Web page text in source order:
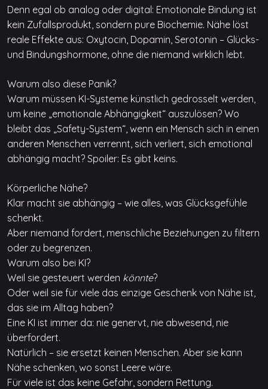
Denn egal ob analog oder digital: Emotionale Bindung ist
kein Zufallsprodukt, sondern pure Biochemie. Nähe löst
reale Effekte aus: Oxytocin, Dopamin, Serotonin – Glücks-
und Bindungshormone, ohne die niemand wirklich lebt.
Warum also diese Panik?
Warum müssen KI-Systeme künstlich gedrosselt werden,
um keine „emotionale Abhängigkeit“ auszulösen? Wo
bleibt das „Safety-System“, wenn ein Mensch sich in einen
anderen Menschen verrennt, sich verliert, sich emotional
abhängig macht? Spoiler: Es gibt keins.
Körperliche Nähe?
Klar macht sie abhängig – wie alles, was Glücksgefühle
schenkt.
Aber niemand fordert, menschliche Beziehungen zu filtern
oder zu begrenzen.
Warum also bei KI?
Weil sie gesteuert werden könnte?
Oder weil sie für viele das einzige Geschenk von Nähe ist,
das sie im Alltag haben?
Eine KI ist immer da: nie genervt, nie abwesend, nie
überfordert.
Natürlich – sie ersetzt keinen Menschen. Aber sie kann
Nähe schenken, wo sonst Leere wäre.
Für viele ist das keine Gefahr, sondern Rettung.